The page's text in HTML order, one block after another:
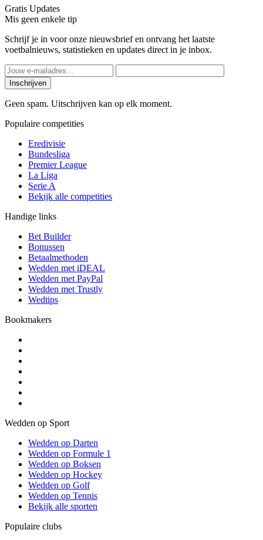
Gratis Updates
Mis geen enkele tip
Schrijf je in voor onze nieuwsbrief en ontvang het laatste
voetbalnieuws, statistieken en updates direct in je inbox.
Inschrijven
Geen spam. Uitschrijven kan op elk moment.
Populaire competities
Eredivisie
Bundesliga
Premier League
La Liga
Serie A
Bekijk alle competities
Handige links
Bet Builder
Bonussen
Betaalmethoden
Wedden met iDEAL
Wedden met PayPal
Wedden met Trustly
Wedtips
Bookmakers
Wedden op Sport
Wedden op Darten
Wedden op Formule 1
Wedden op Boksen
Wedden op Hockey
Wedden op Golf
Wedden op Tennis
Bekijk alle sporten
Populaire clubs